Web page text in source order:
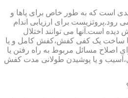
است که به طور خاص برای پاها و
رود.پروتزیست برای ارزیابی اندام
دیده است.آنها می توانند اختلال
با ساخت یک کفی کفش،کفش کامل و یا
اصلاح مسائل مربوط به راه رفتن یا
و یا پوشیدن طولانی مدت کفش